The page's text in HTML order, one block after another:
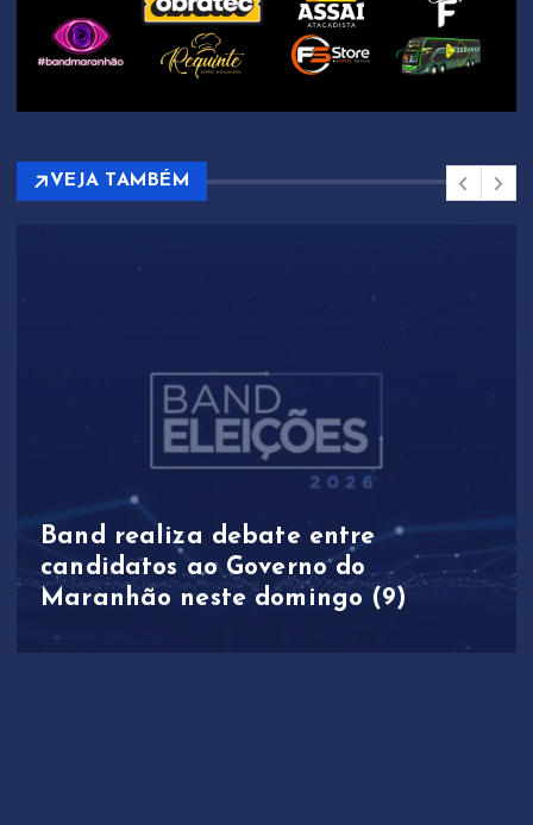
VEJA TAMBÉM
Band realiza debate entre
candidatos ao Governo do
Maranhão neste domingo (9)